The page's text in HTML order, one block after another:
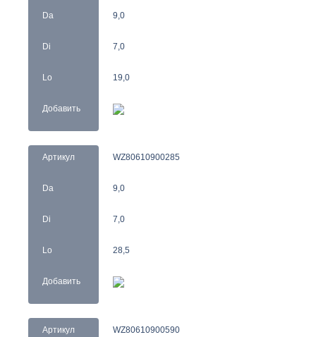
Da
Di
Lo
Добавить
9,0
7,0
19,0
Артикул
Da
Di
Lo
Добавить
WZ80610900285
9,0
7,0
28,5
Артикул WZ80610900590